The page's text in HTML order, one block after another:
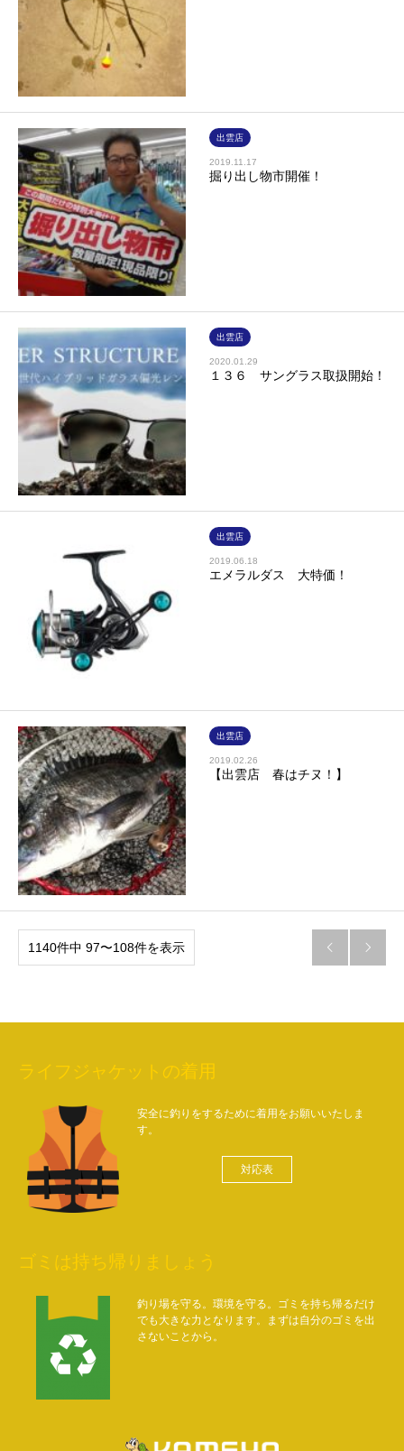
出雲店
2019.11.17
掘り出し物市開催！
出雲店
2020.01.29
１３６ サングラス取扱開始！
出雲店
2019.06.18
エメラルダス 大特価！
出雲店
2019.02.26
【出雲店 春はチヌ！】
1140件中 97〜108件を表示  
ライフジャケットの着用
安全に釣りをするために着用をお願いいたしま
す。
対応表
ゴミは持ち帰りましょう
釣り場を守る。環境を守る。ゴミを持ち帰るだけ
でも大きな力となります。まずは自分のゴミを出
さないことから。